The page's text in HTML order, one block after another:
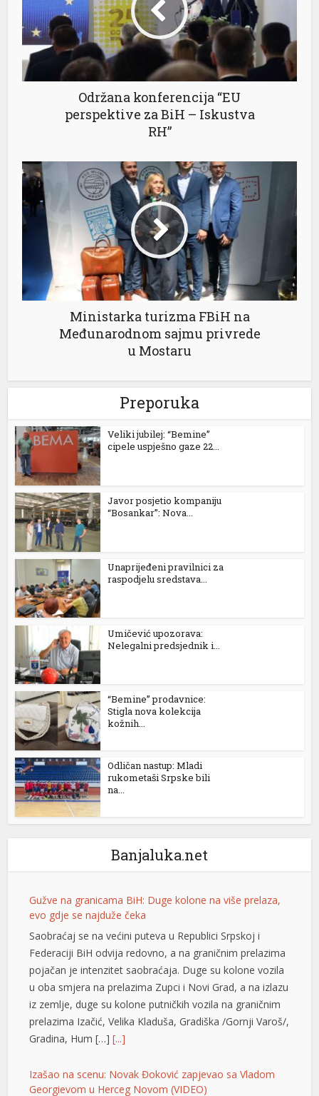
Održana konferencija “EU
perspektive za BiH – Iskustva
RH”
Ministarka turizma FBiH na
Međunarodnom sajmu privrede
u Mostaru
Preporuka
Veliki jubilej: “Bemine”
cipele uspješno gaze 22...
Javor posjetio kompaniju
“Bosankar”: Nova...
Unaprijeđeni pravilnici za
raspodjelu sredstava...
Umičević upozorava:
Nelegalni predsjednik i...
“Bemine” prodavnice:
Stigla nova kolekcija
kožnih...
Odličan nastup: Mladi
rukometaši Srpske bili
na...
Banjaluka.net
Gužve na granicama BiH: Duge kolone na više prelaza,
evo gdje se najduže čeka
Federaciji BiH odvija redovno, a na graničnim prelazima
u oba smjera na prelazima Zupci i Novi Grad, a na izlazu
iz zemlje, duge su kolone putničkih vozila na graničnim
prelazima Izačić, Velika Kladuša, Gradiška /Gornji Varoš/,
Gradina, Hum […][...]
Izašao na scenu: Novak Đoković zapjevao sa Vladom
Georgievom u Herceg Novom (VIDEO)
Srpski teniser Novak Đoković ne prestaje da
oduševljava region! Najbolji svih vremena je odlučio
stižu snimci koji nas uvjeravaju da on “nije sa ove
planete” i da se definitivno izdvaja iz velike mase